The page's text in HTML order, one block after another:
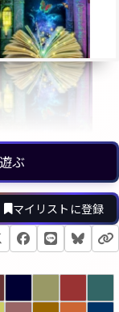
ぶ
マイリストに登録